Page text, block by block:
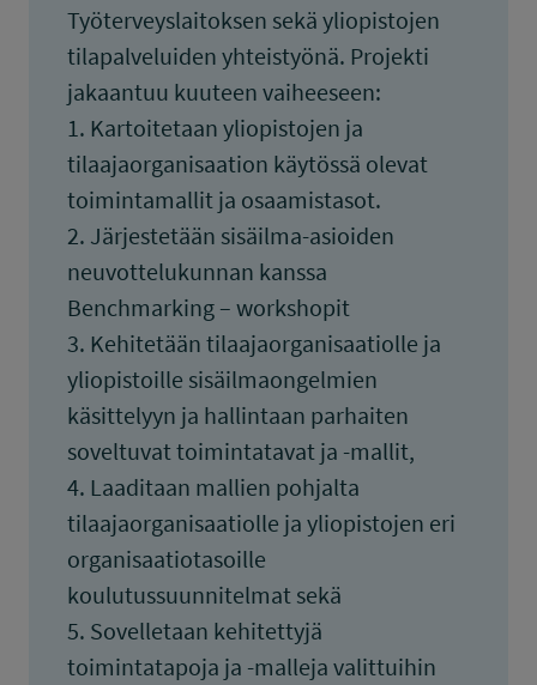
Työterveyslaitoksen sekä yliopistojen
tilapalveluiden yhteistyönä. Projekti
jakaantuu kuuteen vaiheeseen:
1. Kartoitetaan yliopistojen ja
tilaajaorganisaation käytössä olevat
toimintamallit ja osaamistasot.
2. Järjestetään sisäilma-asioiden
neuvottelukunnan kanssa
Benchmarking – workshopit
3. Kehitetään tilaajaorganisaatiolle ja
yliopistoille sisäilmaongelmien
käsittelyyn ja hallintaan parhaiten
soveltuvat toimintatavat ja -mallit,
4. Laaditaan mallien pohjalta
tilaajaorganisaatiolle ja yliopistojen eri
organisaatiotasoille
koulutussuunnitelmat sekä
5. Sovelletaan kehitettyjä
toimintatapoja ja -malleja valittuihin